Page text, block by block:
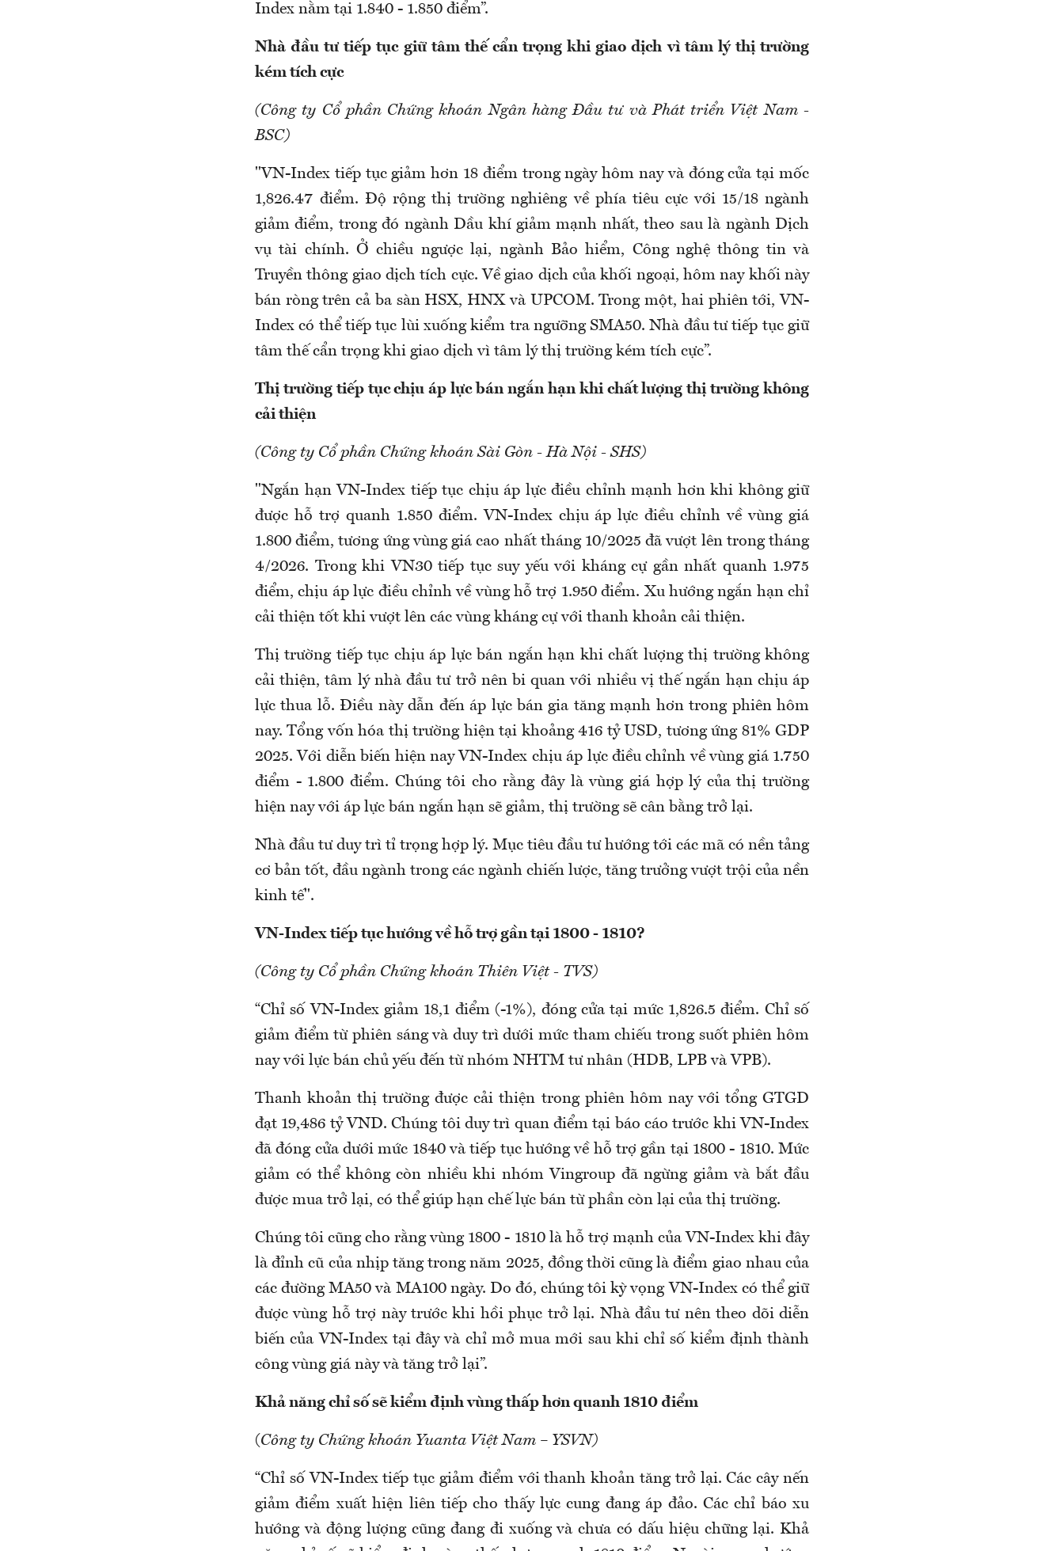
Index nằm tại 1.840 - 1.850 điểm”.
Nhà đầu tư tiếp tục giữ tâm thế cẩn trọng khi giao dịch vì tâm lý thị trường
kém tích cực
(Công ty Cổ phần Chứng khoán Ngân hàng Đầu tư và Phát triển Việt Nam -
BSC)
"VN-Index tiếp tục giảm hơn 18 điểm trong ngày hôm nay và đóng cửa tại mốc
1,826.47 điểm. Độ rộng thị trường nghiêng về phía tiêu cực với 15/18 ngành
giảm điểm, trong đó ngành Dầu khí giảm mạnh nhất, theo sau là ngành Dịch
vụ tài chính. Ở chiều ngược lại, ngành Bảo hiểm, Công nghệ thông tin và
Truyền thông giao dịch tích cực. Về giao dịch của khối ngoại, hôm nay khối này
bán ròng trên cả ba sàn HSX, HNX và UPCOM. Trong một, hai phiên tới, VN-
Index có thể tiếp tục lùi xuống kiểm tra ngưỡng SMA50. Nhà đầu tư tiếp tục giữ
tâm thế cẩn trọng khi giao dịch vì tâm lý thị trường kém tích cực”.
Thị trường tiếp tục chịu áp lực bán ngắn hạn khi chất lượng thị trường không
cải thiện
(Công ty Cổ phần Chứng khoán Sài Gòn - Hà Nội - SHS)
"Ngắn hạn VN-Index tiếp tục chịu áp lực điều chỉnh mạnh hơn khi không giữ
được hỗ trợ quanh 1.850 điểm. VN-Index chịu áp lực điều chỉnh về vùng giá
1.800 điểm, tương ứng vùng giá cao nhất tháng 10/2025 đã vượt lên trong tháng
4/2026. Trong khi VN30 tiếp tục suy yếu với kháng cự gần nhất quanh 1.975
điểm, chịu áp lực điều chỉnh về vùng hỗ trợ 1.950 điểm. Xu hướng ngắn hạn chỉ
cải thiện tốt khi vượt lên các vùng kháng cự với thanh khoản cải thiện.
Thị trường tiếp tục chịu áp lực bán ngắn hạn khi chất lượng thị trường không
cải thiện, tâm lý nhà đầu tư trở nên bi quan với nhiều vị thế ngắn hạn chịu áp
lực thua lỗ. Điều này dẫn đến áp lực bán gia tăng mạnh hơn trong phiên hôm
nay. Tổng vốn hóa thị trường hiện tại khoảng 416 tỷ USD, tương ứng 81% GDP
2025. Với diễn biến hiện nay VN-Index chịu áp lực điều chỉnh về vùng giá 1.750
điểm - 1.800 điểm. Chúng tôi cho rằng đây là vùng giá hợp lý của thị trường
hiện nay với áp lực bán ngắn hạn sẽ giảm, thị trường sẽ cân bằng trở lại.
Nhà đầu tư duy trì tỉ trọng hợp lý. Mục tiêu đầu tư hướng tới các mã có nền tảng
cơ bản tốt, đầu ngành trong các ngành chiến lược, tăng trưởng vượt trội của nền
kinh tế".
VN-Index tiếp tục hướng về hỗ trợ gần tại 1800 - 1810?
(Công ty Cổ phần Chứng khoán Thiên Việt - TVS)
“Chỉ số VN-Index giảm 18,1 điểm (-1%), đóng cửa tại mức 1,826.5 điểm. Chỉ số
giảm điểm từ phiên sáng và duy trì dưới mức tham chiếu trong suốt phiên hôm
nay với lực bán chủ yếu đến từ nhóm NHTM tư nhân (HDB, LPB và VPB).
Thanh khoản thị trường được cải thiện trong phiên hôm nay với tổng GTGD
đạt 19,486 tỷ VND. Chúng tôi duy trì quan điểm tại báo cáo trước khi VN-Index
đã đóng cửa dưới mức 1840 và tiếp tục hướng về hỗ trợ gần tại 1800 - 1810. Mức
giảm có thể không còn nhiều khi nhóm Vingroup đã ngừng giảm và bắt đầu
được mua trở lại, có thể giúp hạn chế lực bán từ phần còn lại của thị trường.
Chúng tôi cũng cho rằng vùng 1800 - 1810 là hỗ trợ mạnh của VN-Index khi đây
là đỉnh cũ của nhịp tăng trong năm 2025, đồng thời cũng là điểm giao nhau của
các đường MA50 và MA100 ngày. Do đó, chúng tôi kỳ vọng VN-Index có thể giữ
được vùng hỗ trợ này trước khi hồi phục trở lại. Nhà đầu tư nên theo dõi diễn
biến của VN-Index tại đây và chỉ mở mua mới sau khi chỉ số kiểm định thành
công vùng giá này và tăng trở lại”.
Khả năng chỉ số sẽ kiểm định vùng thấp hơn quanh 1810 điểm
(Công ty Chứng khoán Yuanta Việt Nam – YSVN)
“Chỉ số VN-Index tiếp tục giảm điểm với thanh khoản tăng trở lại. Các cây nến
giảm điểm xuất hiện liên tiếp cho thấy lực cung đang áp đảo. Các chỉ báo xu
hướng và động lượng cũng đang đi xuống và chưa có dấu hiệu chững lại. Khả